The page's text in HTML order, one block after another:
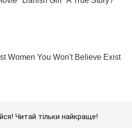
Читай тільки найкраще!